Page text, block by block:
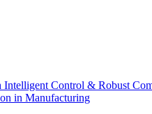
Control & Robust
in Manufacturing